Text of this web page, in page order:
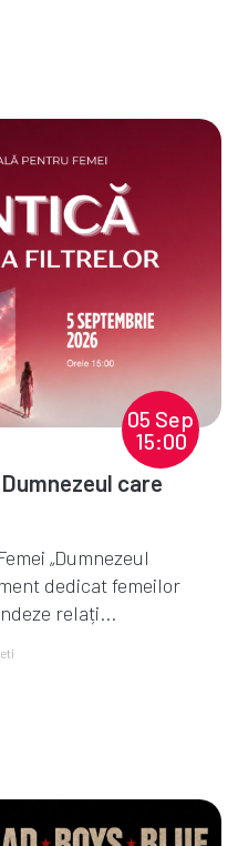
05 Sep
15:00
care
„Dumnezeul
dedicat femeilor
relați...